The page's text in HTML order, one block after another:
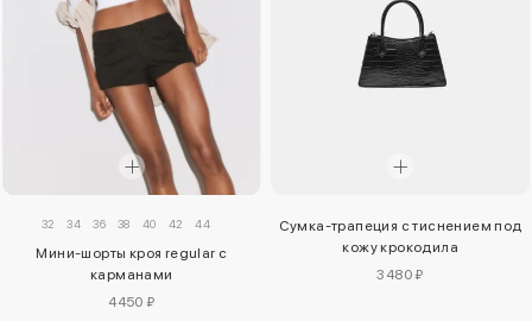
32 34 36 38 40 42 44
Мини-шорты кроя regular с
карманами
4450 ₽
Сумка-трапеция с тиснением под
кожу крокодила
3480 ₽